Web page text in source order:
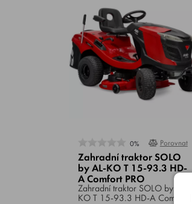
0% Porovnat
Zahradní traktor SOLO
by AL-KO T 15-93.3 HD-
A Comfort PRO
Zahradní traktor SOLO by AL-
KO T 15-93.3 HD-A Comfort